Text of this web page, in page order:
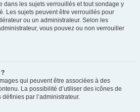
dans les sujets verrouillés et tout sondage y
Les sujets peuvent être verrouillés pour
ou un administrateur. Selon les
vous pouvez ou non verrouiller
qui peuvent être associées à des
La possibilité d’utiliser des icônes de
par l’administrateur.